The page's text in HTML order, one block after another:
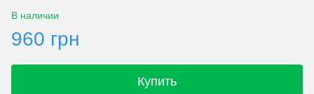
В наличии
960 грн
Купить